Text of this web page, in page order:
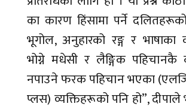
का कारण हिंसामा पर्ने
भूगोल, अनुहारको रङ्ग र
भोग्ने मधेसी र लैङ्गिक पहिचानकै
नपाउने फरक पहिचान भएका
प्लस) व्यक्तिहरूको पनि हो”, दीपाले